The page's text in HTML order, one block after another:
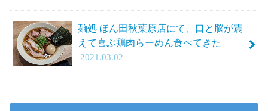
麺処 ほん田秋葉原店にて、口と脳が震
えて喜ぶ鶏肉らーめん食べてきた
2021.03.02